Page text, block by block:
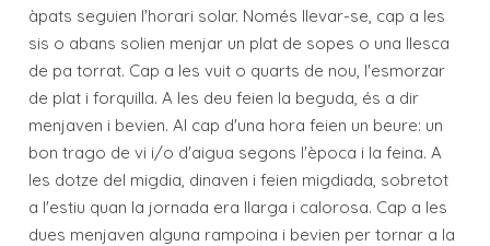
àpats seguien l'horari solar. Només llevar-se, cap a les
sis o abans solien menjar un plat de sopes o una llesca
de pa torrat. Cap a les vuit o quarts de nou, l'esmorzar
de plat i forquilla. A les deu feien la beguda, és a dir
menjaven i bevien. Al cap d'una hora feien un beure: un
bon trago de vi i/o d'aigua segons l'època i la feina. A
les dotze del migdia, dinaven i feien migdiada, sobretot
a l'estiu quan la jornada era llarga i calorosa. Cap a les
dues menjaven alguna rampoina i bevien per tornar a la